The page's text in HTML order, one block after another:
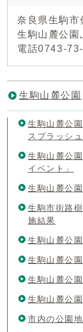
奈良県生駒
生駒山麓公園
電話0743-
生駒山麓公園
生駒山麓公
スプラッシ
生駒山麓公
イベント」
生駒山麓公
生駒市街路
施結果
生駒山麓公
生駒山麓公
生駒山麓公
生駒山麓公
市内の公園